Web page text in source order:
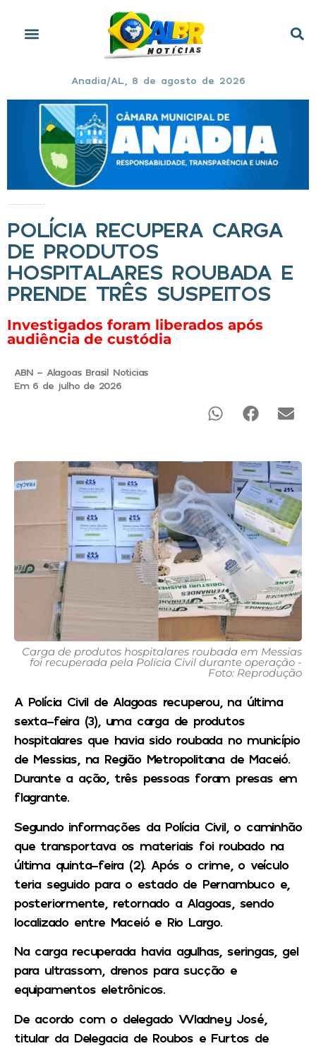
Anadia/AL, 8 de agosto de 2026
POLÍCIA RECUPERA CARGA
DE PRODUTOS
HOSPITALARES ROUBADA E
PRENDE TRÊS SUSPEITOS
Investigados foram liberados após
audiência de custódia
ABN - Alagoas Brasil Noticias
Em 6 de julho de 2026
Carga de produtos hospitalares roubada em Messias
foi recuperada pela Polícia Civil durante operação -
Foto: Reprodução
A Polícia Civil de Alagoas recuperou, na última
sexta-feira (3), uma carga de produtos
hospitalares que havia sido roubada no município
de Messias, na Região Metropolitana de Maceió.
Durante a ação, três pessoas foram presas em
flagrante.
Segundo informações da Polícia Civil, o caminhão
que transportava os materiais foi roubado na
última quinta-feira (2). Após o crime, o veículo
teria seguido para o estado de Pernambuco e,
posteriormente, retornado a Alagoas, sendo
localizado entre Maceió e Rio Largo.
Na carga recuperada havia agulhas, seringas, gel
para ultrassom, drenos para sucção e
equipamentos eletrônicos.
De acordo com o delegado Wladney José,
titular da Delegacia de Roubos e Furtos de